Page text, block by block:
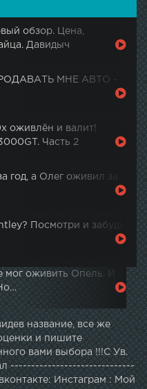
обзор. Цена,
Давидыч
МНЕ АВТО -
оживлён и валит!
Часть 2
год, а Олег оживил за
Посмотри и забудь
мог оживить Опель. И
название, все же
и пишите
вами выбора !!!С Ув.
------------------------------
Инстаграм : Мой